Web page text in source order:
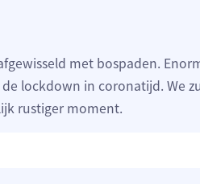
met bospaden.
lockdown in coronatijd. We
rustiger moment.